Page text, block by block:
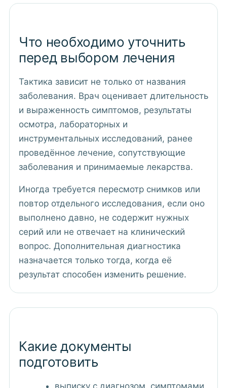
Что необходимо уточнить
перед выбором лечения
Тактика зависит не только от названия
заболевания. Врач оценивает длительность
и выраженность симптомов, результаты
осмотра, лабораторных и
инструментальных исследований, ранее
проведённое лечение, сопутствующие
заболевания и принимаемые лекарства.
Иногда требуется пересмотр снимков или
повтор отдельного исследования, если оно
выполнено давно, не содержит нужных
серий или не отвечает на клинический
вопрос. Дополнительная диагностика
назначается только тогда, когда её
результат способен изменить решение.
Какие документы
подготовить
выписку с диагнозом, симптомами